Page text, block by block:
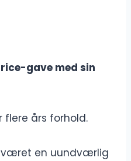
gave med sin
flere års forhold.
været en uundværlig